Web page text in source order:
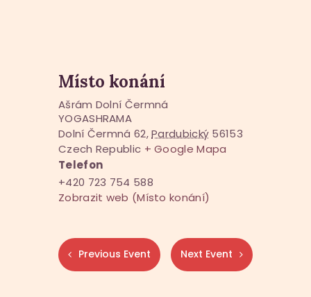
Místo konání
Ašrám Dolní Čermná
YOGASHRAMA
Dolní Čermná 62, Pardubický 56153
Czech Republic + Google Mapa
Telefon
+420 723 754 588
Zobrazit web (Místo konání)
Previous Event Next Event